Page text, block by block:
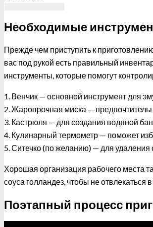
Необходимые
Прежде чем приступить к
вас под рукой есть правильный
инструменты, которые помогут
1. Венчик — основной инструмент для
2. Жаропрочная миска —
3. Кастрюля — для создания водяной
4. Кулинарный термометр — поможет
5. Ситечко (по желанию) — для
Хорошая организация рабочего места
соуса голландез, чтобы не отвлекаться
Поэтапный процесс